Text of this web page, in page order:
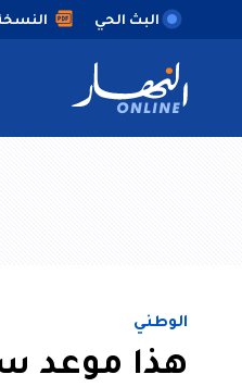
البث الحي
الوطني
هذا موعد